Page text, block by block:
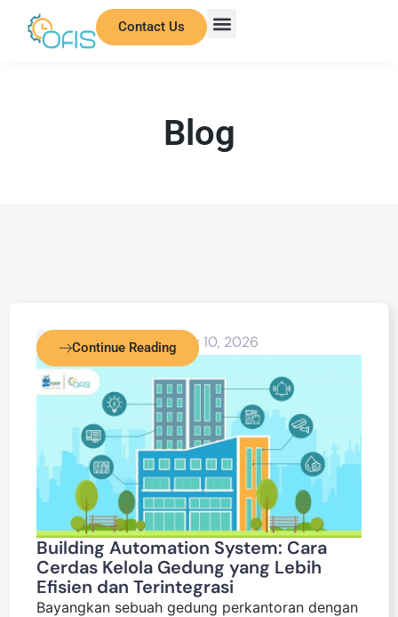
Contact Us
Blog
Uncategorized July 10, 2026
Building Automation System: Cara
Cerdas Kelola Gedung yang Lebih
Efisien dan Terintegrasi
Bayangkan sebuah gedung perkantoran dengan
Continue Reading